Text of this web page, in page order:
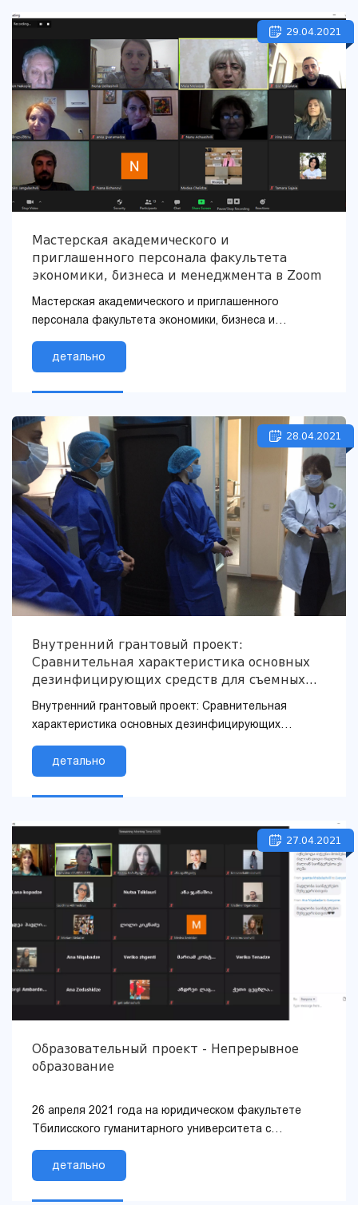
29.04.2021
Мастерская академического и
приглашенного персонала факультета
экономики, бизнеса и менеджмента в Zoom
Мастерская академического и приглашенного
персонала факультета экономики, бизнеса и
менеджмента в Zoom.
детально
28.04.2021
Внутренний грантовый проект:
Сравнительная характеристика основных
дезинфицирующих средств для съемных
пластмассовых протезов
Внутренний грантовый проект: Сравнительная
характеристика основных дезинфицирующих
средств для съемных пластмассовых протезов
детально
27.04.2021
Образовательный проект - Непрерывное
образование
26 апреля 2021 года на юридическом факультете
Тбилисского гуманитарного университета с
использованием онлайн-платформы ZOOM прошла
публичн...
детально